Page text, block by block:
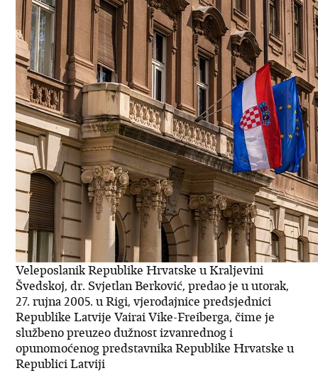
Veleposlanik Republike Hrvatske u Kraljevini
Švedskoj, dr. Svjetlan Berković, predao je u utorak,
27. rujna 2005. u Rigi, vjerodajnice predsjednici
Republike Latvije Vairai Vike-Freiberga, čime je
službeno preuzeo dužnost izvanrednog i
opunomoćenog predstavnika Republike Hrvatske u
Republici Latviji